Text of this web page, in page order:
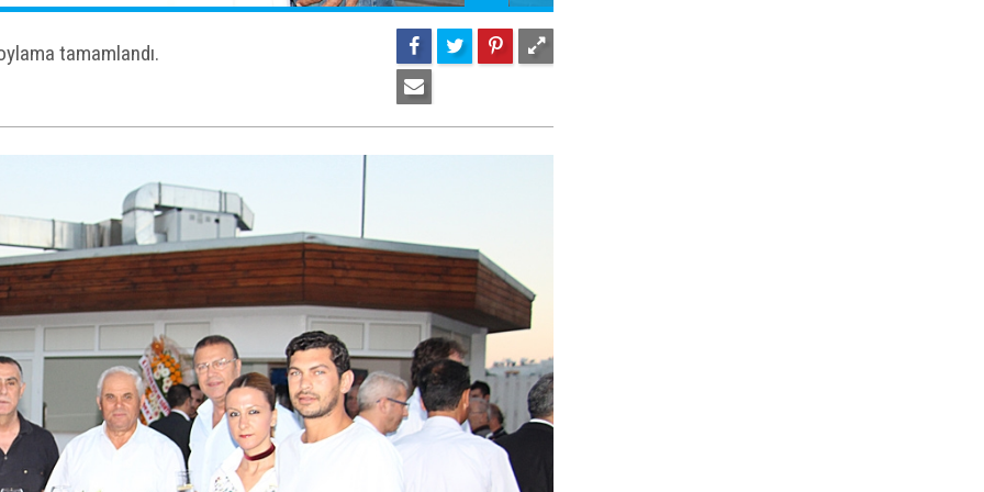
tamamlandı.